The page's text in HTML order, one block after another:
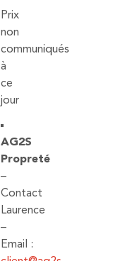
Prix
non
communiqués
à
ce
jour
AG2S
Propreté
–
Contact
Laurence
–
Email :